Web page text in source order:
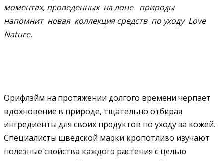
моментах, проведенных на лоне природы
напомнит новая коллекция средств по уходу Love
Nature.
Орифлэйм на протяжении долгого времени черпает
вдохновение в природе, тщательно отбирая
ингредиенты для своих продуктов по уходу за кожей.
Специалисты шведской марки кропотливо изучают
полезные свойства каждого растения с целью